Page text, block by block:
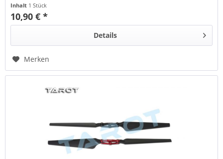
Inhalt 1 Stück
10,90 € *
Details
Merken